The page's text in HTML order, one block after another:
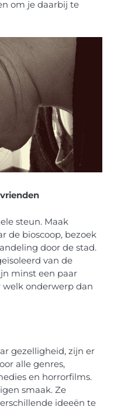
om je daarbij te
steun. Maak
de bioscoop, bezoek
door de stad.
van de
minst een paar
onderwerp dan
gezelligheid, zijn er
alle genres,
en horrorfilms.
smaak. Ze
ideeën te